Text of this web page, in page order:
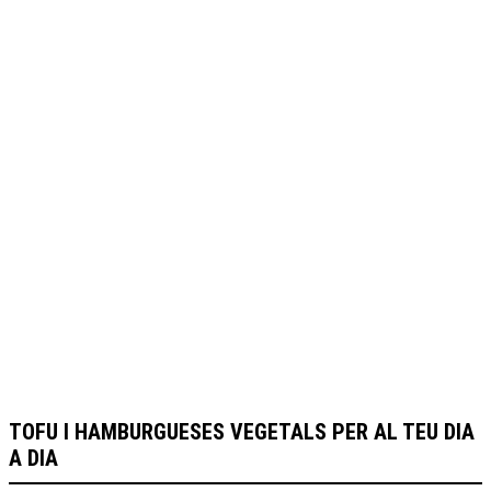
TOFU I HAMBURGUESES VEGETALS PER AL TEU DIA
A DIA